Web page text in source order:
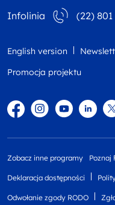
Infolinia (22) 801
English version
Promocja projektu
FacebookInstagram
YouTube
Zobacz inne programy Poznaj
Deklaracja dostępności
Odwołanie zgody RODO